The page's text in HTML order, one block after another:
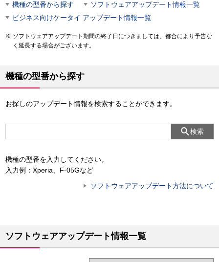
機種の型番から探す
ソフトウェアアップデート情報一覧
ビジネス向けケータイ アップデート情報一覧
ソフトウェアアップデート期間の終了日につきましては、都合により予告な
く延長する場合がございます。
機種の型番から探す
お探しのアップデート情報を検索することができます。
検索
機種の型番を入力してください。
入力例：Xperia、F-05Gなど
ソフトウェアアップデート方法について
ソフトウェアアップデート情報一覧